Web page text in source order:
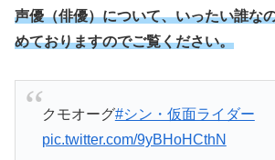
声優（俳優）について、いったい誰な
めておりますのでご覧ください。
クモオーグ#シン・仮面ライダー
pic.twitter.com/9yBHoHCthN